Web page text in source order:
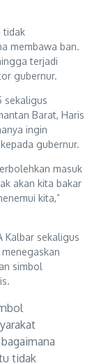
tidak
membawa ban.
terjadi
gubernur.
sekaligus
Barat, Haris
ingin
gubernur.
masuk
akan kita bakar
kita,”
Kalbar sekaligus
simbol
tidak